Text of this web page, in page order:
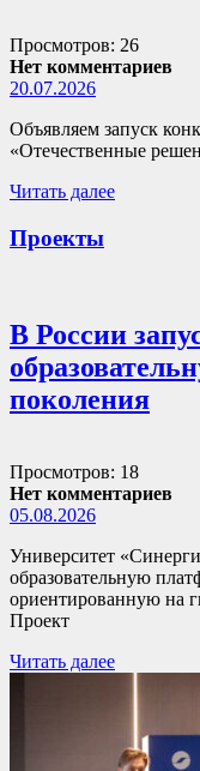
Просмотров: 26
Нет комментариев
20.07.2026
Объявляем запуск
«Отечественные
Читать далее
Проекты
В России
поколения
Просмотров: 18
Нет комментариев
05.08.2026
Университет
образовательную
ориентированную на
Проект
Читать далее